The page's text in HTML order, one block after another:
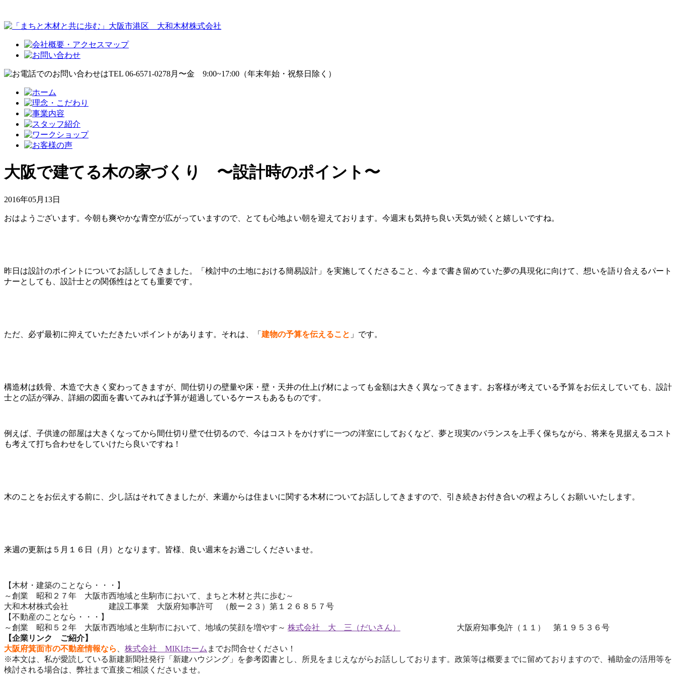
大阪で建てる木の家づくり 〜設計時のポイント〜
2016年05月13日
おはようございます。今朝も爽やかな青空が広がっていますので、とても心地よい朝を迎えております。今週末も気持ち良い天気が続くと嬉しいですね。
昨日は設計のポイントについてお話ししてきました。「検討中の土地における簡易設計」を実施してくださること、今まで書き留めていた夢の具現化に向けて、想いを語り合えるパート
ナーとしても、設計士との関係性はとても重要です。
ただ、必ず最初に抑えていただきたいポイントがあります。それは、「 建物の予算を伝えること 」です。
構造材は鉄骨、木造で大きく変わってきますが、間仕切りの壁量や床・壁・天井の仕上げ材によっても金額は大きく異なってきます。お客様が考えている予算をお伝えしていても、設計
士との話が弾み、詳細の図面を書いてみれば予算が超過しているケースもあるものです。
例えば、子供達の部屋は大きくなってから間仕切り壁で仕切るので、今はコストをかけずに一つの洋室にしておくなど、夢と現実のバランスを上手く保ちながら、将来を見据えるコスト
も考えて打ち合わせをしていけたら良いですね！
木のことをお伝えする前に、少し話はそれてきましたが、来週からは住まいに関する木材についてお話ししてきますので、引き続きお付き合いの程よろしくお願いいたします。
来週の更新は５月１６日（月）となります。皆様、良い週末をお過ごしくださいませ。
【木材・建築のことなら・・・】
～創業 昭和２７年 大阪市西地域と生駒市において、まちと木材と共に歩む～
大和木材株式会社 建設工事業 大阪府知事許可 （般ー２３）第１２６８５７号
【不動産のことなら・・・】
～創業 昭和５２年 大阪市西地域と生駒市において、 地域の笑顔を増やす～ 株式会社 大 三（だいさん）
大阪府知事免許（１１） 第１９５３６号
【企業リンク ご紹介】
大阪府箕面市の不動産情報なら
株式会社 MIKIホーム までお問合せください！
※本文は、私が愛読している新建新聞社発行「新建ハウジング」を参考図書とし、所見をまじえながらお話ししております。政策等は概要までに留めておりますので、補助金の活用等を
検討される場合は、弊社まで直接ご相談くださいませ。